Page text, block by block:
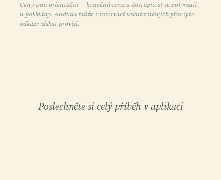
Ceny jsou orientační — konečná cena a dostupnost se potvrzují
u pokladny. Audiala může z rezervací uskutečněných přes tyto
odkazy získat provizi.
Poslechněte si celý příběh v aplikaci